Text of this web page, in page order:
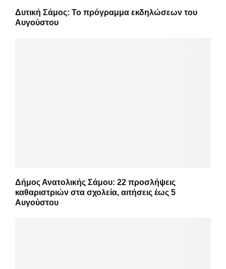
Δυτική Σάμος: Το πρόγραμμα εκδηλώσεων του
Αυγούστου
Δήμος Ανατολικής Σάμου: 22 προσλήψεις
καθαριστριών στα σχολεία, αιτήσεις έως 5
Αυγούστου